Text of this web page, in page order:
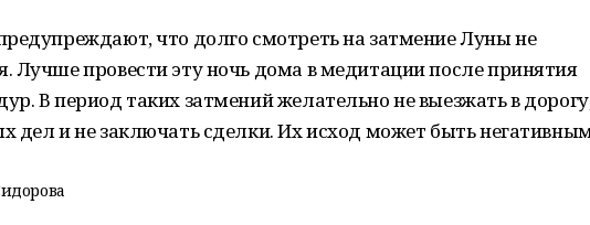
что долго смотреть на затмение Луны не
Лучше провести эту ночь дома в медитации после принятия
В период таких затмений желательно не выезжать в
дел и не заключать сделки. Их исход может быть